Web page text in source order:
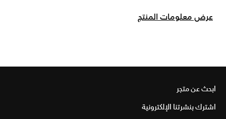
عرض معلومات المنتج
ابحث عن متجر
اشترك بنشرتنا الإلكترونية